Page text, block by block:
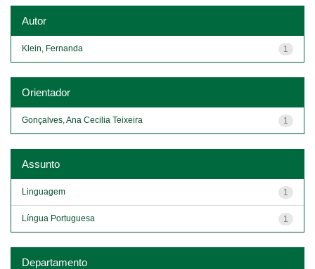
Autor
1
Klein, Fernanda
Orientador
1
Gonçalves, Ana Cecilia Teixeira
Assunto
1
Linguagem
1
Língua Portuguesa
Departamento